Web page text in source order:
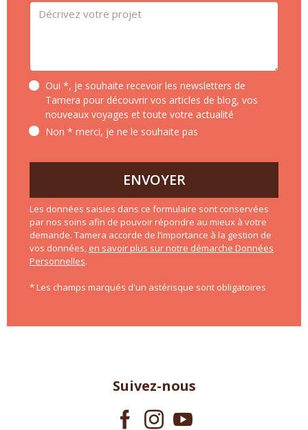
Message *
Oui *, je souhaite recevoir les newsletters de
Tamera pour découvrir vos articles de blog, vos
nouveaux voyages et toute votre actualité
Non * merci, je ne le souhaite pas
ENVOYER
Les données saisies dans ce formulaire sont conservées
par nos soins afin de pouvoir répondre au mieux à votre
demande. Tamera accorde de l’importance à la gestion de
vos données, en savoir plus sur notre démarche Données
Personnelles.
* Les champs marqués d'un astérisque sont obligatoires
Suivez-nous